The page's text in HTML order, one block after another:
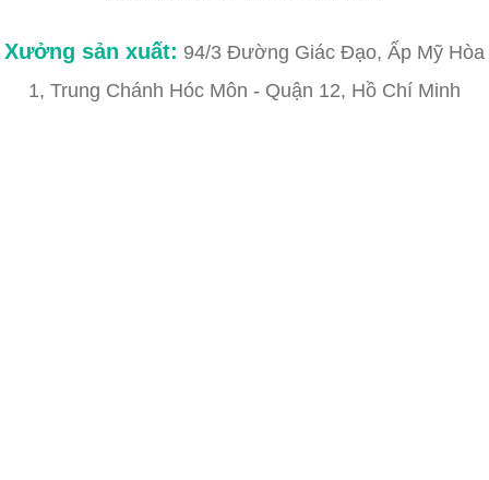
Xưởng sản xuất: 94/3 Đường Giác Đạo, Ấp Mỹ Hòa
1, Trung Chánh Hóc Môn - Quận 12, Hồ Chí Minh